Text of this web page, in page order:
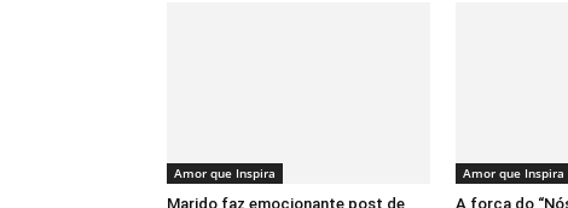
Amor que Inspira
Marido faz emocionante post de
Amor que Inspira
A força do